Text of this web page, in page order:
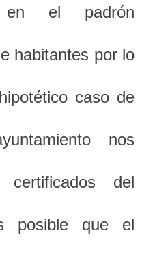
en el padrón
habitantes por lo
caso de
nos
del
posible que el